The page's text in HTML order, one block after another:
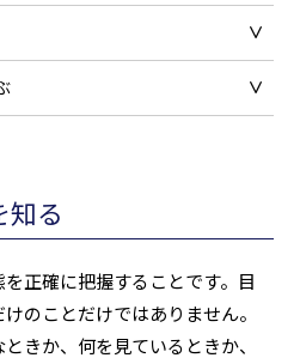
知る
正確に把握することです。目
のことだけではありません。
きか、何を見ているときか、